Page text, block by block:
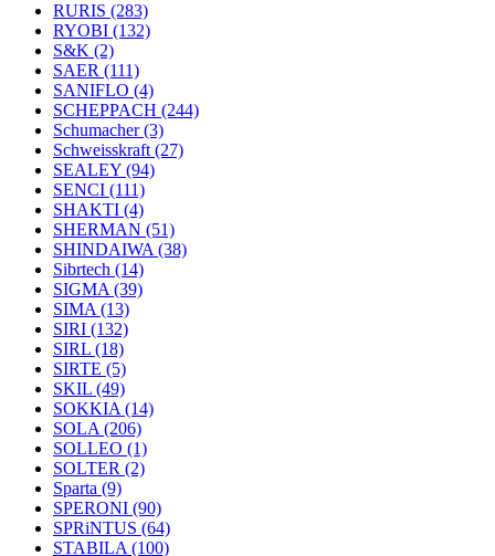
RURIS (283)
RYOBI (132)
S&K (2)
SAER (111)
SANIFLO (4)
SCHEPPACH (244)
Schumacher(3)
Schweisskraft (27)
SEALEY (94)
SENCI (111)
SHAKTI (4)
SHERMAN (51)
SHINDAIWA (38)
Sibrtech (14)
SIGMA (39)
SIMA (13)
SIRI (132)
SIRL (18)
SIRTE (5)
SKIL (49)
SOKKIA (14)
SOLA (206)
SOLLEO (1)
SOLTER (2)
Sparta (9)
SPERONI (90)
SPRiNTUS (64)
STABILA (100)